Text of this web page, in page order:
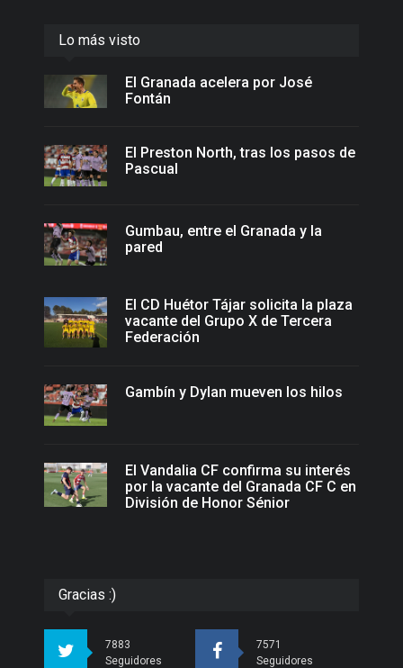
Lo más visto
El Granada acelera por José
Fontán
El Preston North, tras los pasos de
Pascual
Gumbau, entre el Granada y la
pared
El CD Huétor Tájar solicita la plaza
vacante del Grupo X de Tercera
Federación
Gambín y Dylan mueven los hilos
El Vandalia CF confirma su interés
por la vacante del Granada CF C en
División de Honor Sénior
Gracias :)
7883
Seguidores
7571
Seguidores